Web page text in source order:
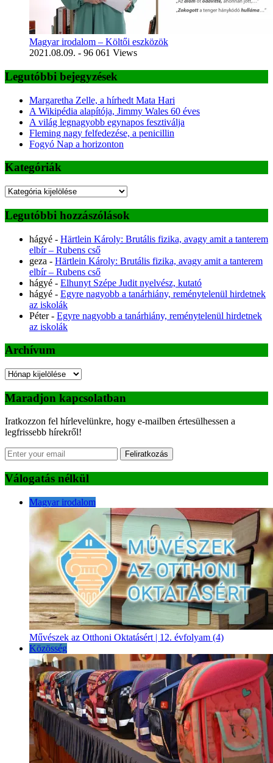
Magyar irodalom – Költői eszközök
2021.08.09. - 96 061 Views
Legutóbbi bejegyzések
Margaretha Zelle, a hírhedt Mata Hari
A Wikipédia alapítója, Jimmy Wales 60 éves
A világ legnagyobb egynapos fesztiválja
Fleming nagy felfedezése, a penicillin
Fogyó Nap a horizonton
Kategóriák
Kategóriák
Legutóbbi hozzászólások
hágyé - Härtlein Károly: Brutális fizika, avagy amit a tanterem
elbír – Rubens cső
geza - Härtlein Károly: Brutális fizika, avagy amit a tanterem
elbír – Rubens cső
hágyé - Elhunyt Szépe Judit nyelvész, kutató
hágyé - Egyre nagyobb a tanárhiány, reménytelenül hirdetnek
az iskolák
Péter- Egyre nagyobb a tanárhiány, reménytelenül hirdetnek
az iskolák
Archívum
Archívum
Maradjon kapcsolatban
Iratkozzon fel hírlevelünkre, hogy e-mailben értesülhessen a
legfrissebb hírekről!
Feliratkozás
Válogatás nélkül
Magyar irodalom
Művészek az Otthoni Oktatásért | 12. évfolyam (4)
Közösség